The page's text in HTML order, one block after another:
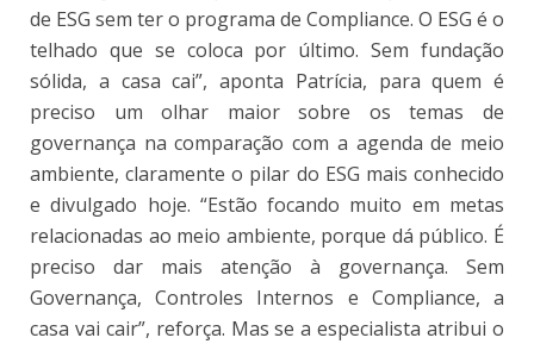
de ESG sem ter o programa de Compliance. O ESG é o
telhado que se coloca por último. Sem fundação
sólida, a casa cai”, aponta Patrícia, para quem é
preciso um olhar maior sobre os temas de
governança na comparação com a agenda de meio
ambiente, claramente o pilar do ESG mais conhecido
e divulgado hoje. “Estão focando muito em metas
relacionadas ao meio ambiente, porque dá público. É
preciso dar mais atenção à governança. Sem
Governança, Controles Internos e Compliance, a
casa vai cair”, reforça. Mas se a especialista atribui o